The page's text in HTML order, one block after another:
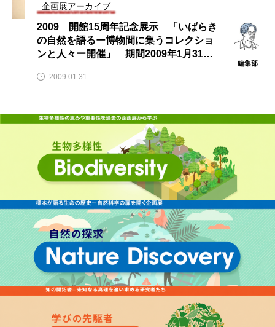
企画展アーカイブ
2009 開館15周年記念展示 「いばらき
の自然を語るー博物間に集うコレクショ
ンと人々ー開催」 期間2009年1月31日
城自然博物館にて
編集部
2009.01.31